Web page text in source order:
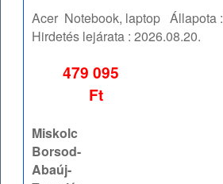
Acer Notebook, laptop Állapota :
Hirdetés lejárata :2026.08.20.
479 095
Ft
Miskolc
Borsod-
Abaúj-